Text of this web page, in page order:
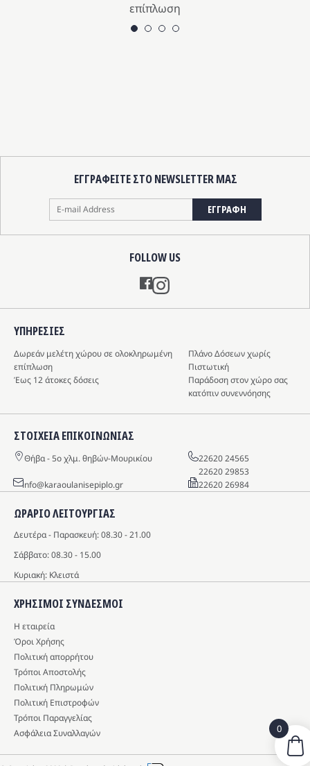
επίπλωση
FOLLOW US
Instagram
ΕΓΓΡΑΦΕΙΤΕ ΣΤΟ NEWSLETTER ΜΑΣ
ΕΓΓΡΑΦΗ
ΩΡΑΡΙΟ ΛΕΙΤΟΥΡΓΙΑΣ
Δευτέρα - Παρασκευή: 08.30 - 21.00
Σάββατο: 08.30 - 15.00
Κυριακή: Κλειστά
ΧΡΗΣΙΜΟΙ ΣΥΝΔΕΣΜΟΙ
Η εταιρεία
Όροι Χρήσης
Πολιτική απορρήτου
Τρόποι Αποστολής
Πολιτική Πληρωμών
Πολιτική Επιστροφών
Τρόποι Παραγγελίας
Ασφάλεια Συναλλαγών
ΥΠΗΡΕΣIΕΣ
Δωρεάν μελέτη χώρου σε ολοκληρωμένη
επίπλωση
Πλάνο Δόσεων χωρίς
Πιστωτική
Έως 12 άτοκες δόσεις
Παράδοση στον χώρο σας
κατόπιν συνεννόησης
ΣΤΟΙΧΕΙΑ ΕΠΙΚΟΙΝΩΝΙΑΣ
Θήβα - 5o χλμ. θηβών-Μουρικίου
22620 24565
22620 29853
info@karaoulanisepiplo.gr
22620 26984
0